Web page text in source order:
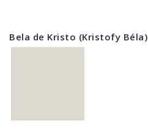
Bela de Kristo (Kristofy Béla)